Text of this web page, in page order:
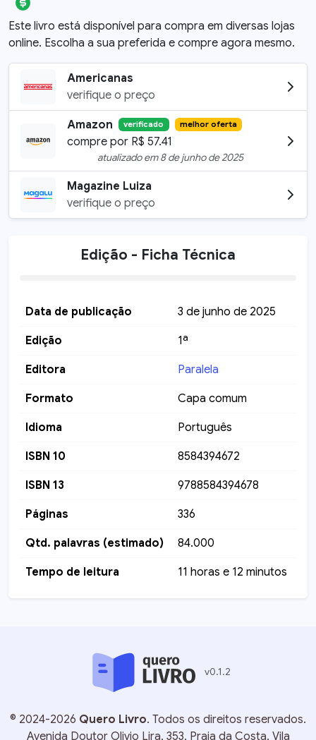
Este livro está disponível para compra em diversas lojas
online. Escolha a sua preferida e compre agora mesmo.
Americanas
verifique o preço
Amazon verificado melhor oferta
compre por R$ 57.41
atualizado em8 de junho de 2025
Magazine Luiza
verifique o preço
Edição - Ficha Técnica
Data de publicação 3 de junho de 2025
Edição 1ª
Editora Paralela
Formato Capa comum
Idioma Português
ISBN 10 8584394672
ISBN 13 9788584394678
Páginas 336
Qtd. palavras (estimado) 84.000
Tempo de leitura 11 horas e 12 minutos
v0.1.2
© 2024-2026 Quero Livro. Todos os direitos reservados.
Avenida Doutor Olivio Lira, 353, Praia da Costa, Vila